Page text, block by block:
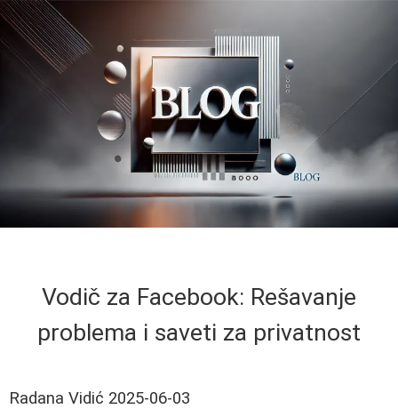
Vodič za Facebook: Rešavanje
problema i saveti za privatnost
Radana Vidić 2025-06-03